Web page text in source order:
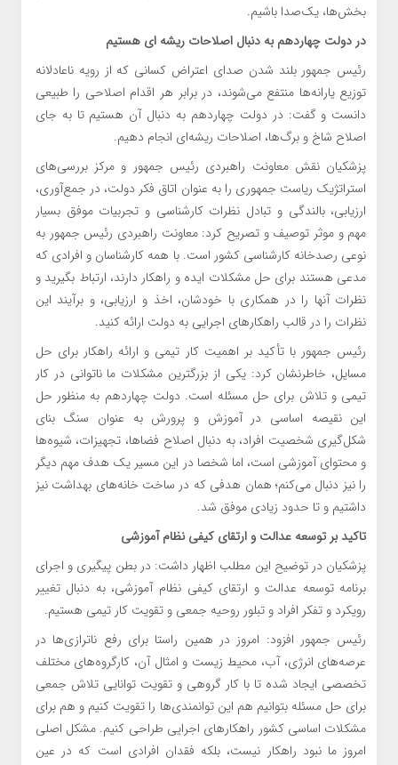
بخش‌ها، یک‌صدا باشیم.
در دولت چهاردهم به دنبال اصلاحات ریشه ای هستیم
رئیس جمهور بلند شدن صدای اعتراض کسانی که از رویه ناعادلانه
توزیع یارانه‌ها منتفع می‌شوند، در برابر هر اقدام اصلاحی را طبیعی
دانست و گفت: در دولت چهاردهم به دنبال آن هستیم تا به جای
اصلاح شاخ و برگ‌ها، اصلاحات ریشه‌ای انجام دهیم.
پزشکیان نقش معاونت راهبردی رئیس جمهور و مرکز بررسی‌های
استراتژیک ریاست جمهوری را به عنوان اتاق فکر دولت، در جمع‌آوری،
ارزیابی، بالندگی و تبادل نظرات کارشناسی و تجربیات موفق بسیار
مهم و موثر توصیف و تصریح کرد: معاونت راهبردی رئیس جمهور به
نوعی رصدخانه کارشناسی کشور است. با همه کارشناسان و افرادی که
مدعی هستند برای حل مشکلات ایده و راهکار دارند، ارتباط بگیرید و
نظرات آنها را در همکاری با خودشان، اخذ و ارزیابی، و برآیند این
نظرات را در قالب راهکارهای اجرایی به دولت ارائه کنید.
رئیس جمهور با تأکید بر اهمیت کار تیمی و ارائه راهکار برای حل
مسایل، خاطرنشان کرد: یکی از بزرگترین مشکلات ما ناتوانی در کار
تیمی و تلاش برای حل مسئله است. دولت چهاردهم به منظور حل
این نقیصه اساسی در آموزش و پرورش به عنوان سنگ بنای
شکل‌گیری شخصیت افراد، به دنبال اصلاح فضاها، تجهیزات، شیوه‌ها
و محتوای آموزشی است، اما شخصا در این مسیر یک هدف مهم دیگر
را نیز دنبال می‌کنم؛ همان هدفی که در ساخت خانه‌های بهداشت نیز
داشتیم و تا حدود زیادی موفق شد.
تاکید بر توسعه عدالت و ارتقای کیفی نظام آموزشی
پزشکیان در توضیح این مطلب اظهار داشت: در بطن پیگیری و اجرای
برنامه توسعه عدالت و ارتقای کیفی نظام آموزشی، به دنبال تغییر
رویکرد و تفکر افراد و تبلور روحیه جمعی و تقویت کار تیمی هستیم.
رئیس جمهور افزود: امروز در همین راستا برای رفع ناترازی‌ها در
عرصه‌های انرژی، آب، محیط زیست و امثال آن، کارگروه‌های مختلف
تخصصی ایجاد شده تا با کار گروهی و تقویت توانایی تلاش جمعی
برای حل مسئله بتوانیم هم این توانمندی‌ها را تقویت کنیم و هم برای
مشکلات اساسی کشور راهکارهای اجرایی طراحی کنیم. مشکل اصلی
امروز ما نبود راهکار نیست، بلکه فقدان افرادی است که در عین